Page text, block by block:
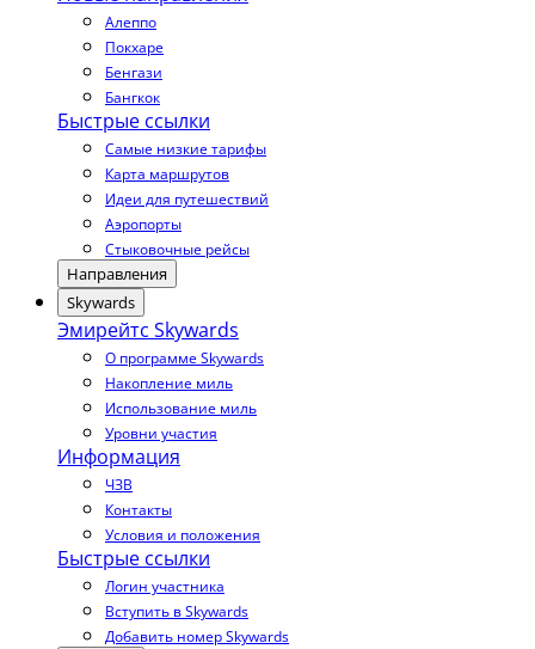
Алеппо
Покхаре
Бенгази
Бангкок
Быстрые ссылки
Самые низкие тарифы
Карта маршрутов
Идеи для путешествий
Аэропорты
Стыковочные рейсы
Направления
Skywards
Эмирейтс Skywards
О программе Skywards
Накопление миль
Использование миль
Уровни участия
Информация
ЧЗВ
Контакты
Условия и положения
Быстрые ссылки
Логин участника
Вступить в Skywards
Добавить номер Skywards